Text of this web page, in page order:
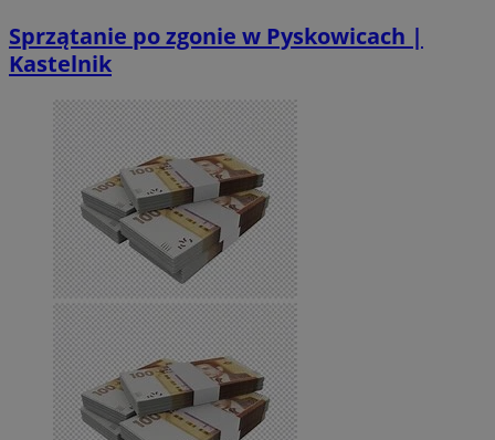
Sprzątanie po zgonie w Pyskowicach |
Kastelnik